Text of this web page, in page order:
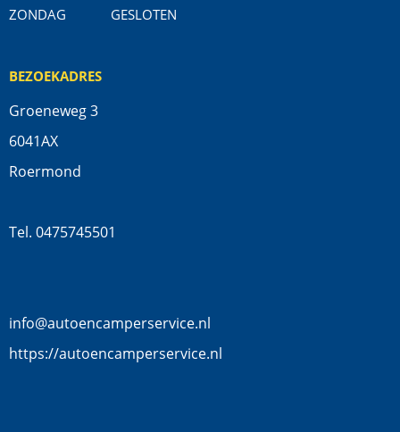
ZONDAG
GESLOTEN
BEZOEKADRES
Groeneweg 3
6041AX
Roermond
Tel. 0475745501
info@autoencamperservice.nl
https://autoencamperservice.nl